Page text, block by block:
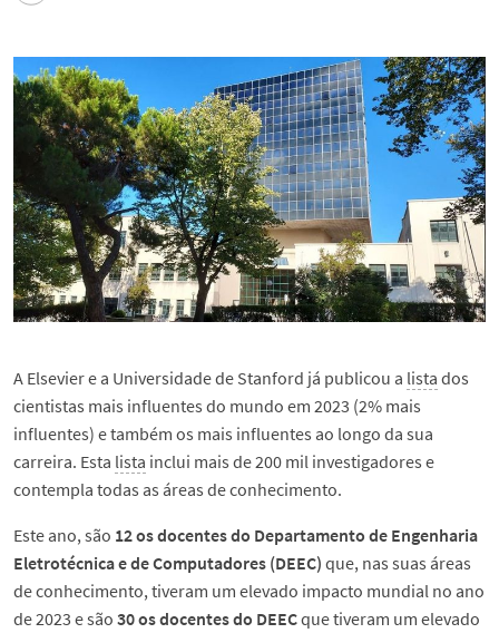
A Elsevier e a Universidade de Stanford já publicou a lista dos
cientistas mais influentes do mundo em 2023 (2% mais
influentes) e também os mais influentes ao longo da sua
carreira. Esta lista inclui mais de 200 mil investigadores e
contempla todas as áreas de conhecimento.
Este ano, são 12 os docentes do Departamento de Engenharia
Eletrotécnica e de Computadores (DEEC) que, nas suas áreas
de conhecimento, tiveram um elevado impacto mundial no ano
de 2023 e são 30 osdocentes do DEECque tiveram um elevado